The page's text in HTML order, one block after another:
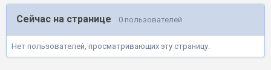
Сейчас на странице 0 пользователей
Нет пользователей, просматривающих эту страницу.